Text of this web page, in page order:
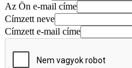
Az Ön e-mail címe
Címzett neve
Címzett e-mail címe